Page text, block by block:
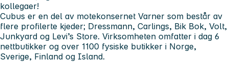
kollegaer!
Cubus er en del av motekonsernet Varner som består av
flere profilerte kjeder; Dressmann, Carlings, Bik Bok, Volt,
Junkyard og Levi’s Store. Virksomheten omfatter i dag 6
nettbutikker og over 1100 fysiske butikker i Norge,
Sverige, Finland og Island.